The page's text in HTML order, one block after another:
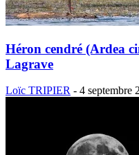
Héron cendré (Ardea
Lagrave
Loïc TRIPIER - 4 septembre